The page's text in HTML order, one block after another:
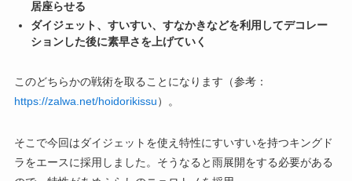
居座らせる
ダイジェット、すいすい、すなかきなどを利用してデコレー
ションした後に素早さを上げていく
このどちらかの戦術を取ることになります（参考：
https://zalwa.net/hoidorikissu）。
そこで今回はダイジェットを使え特性にすいすいを持つキングド
ラをエースに採用しました。そうなると雨展開をする必要がある